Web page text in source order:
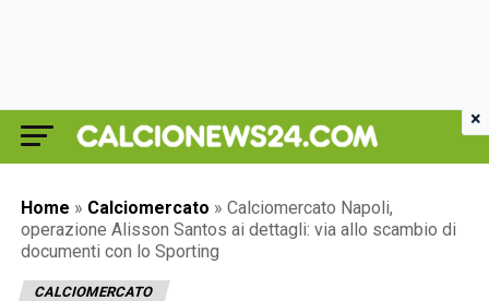
Home » Calciomercato » Calciomercato Napoli,
operazione Alisson Santos ai dettagli: via allo scambio di
documenti con lo Sporting
CALCIOMERCATO
×